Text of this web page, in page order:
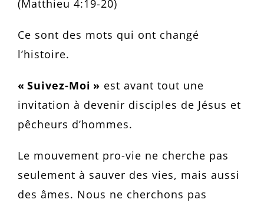
(Matthieu 4:19-20)
Ce sont des mots qui ont changé
l’histoire.
« Suivez-Moi » est avant tout une
invitation à devenir disciples de Jésus et
pêcheurs d’hommes.
Le mouvement pro-vie ne cherche pas
seulement à sauver des vies, mais aussi
des âmes. Nous ne cherchons pas